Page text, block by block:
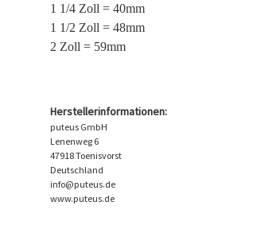
1 1/4 Zoll = 40mm
1 1/2 Zoll = 48mm
2 Zoll = 59mm
Herstellerinformationen:
puteus GmbH
Lenenweg 6
47918 Toenisvorst
Deutschland
info@puteus.de
www.puteus.de